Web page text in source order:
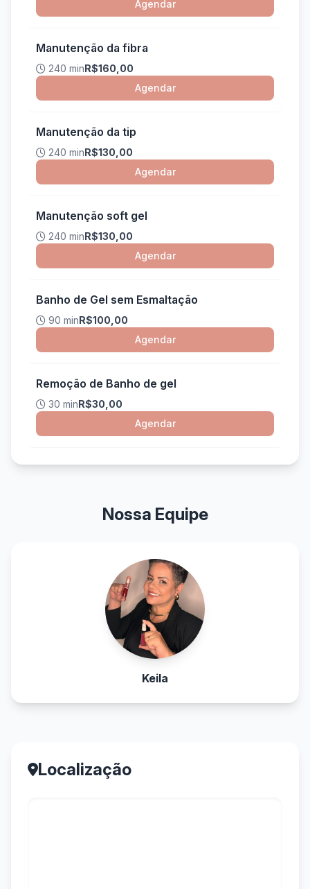
Agendar
Manutenção da fibra
240 minR$160,00
Agendar
Manutenção da tip
240 minR$130,00
Agendar
Manutenção soft gel
240 minR$130,00
Agendar
Banho de Gel sem Esmaltação
90 minR$100,00
Agendar
Remoção de Banho de gel
30 minR$30,00
Agendar
Nossa Equipe
Keila
Localização